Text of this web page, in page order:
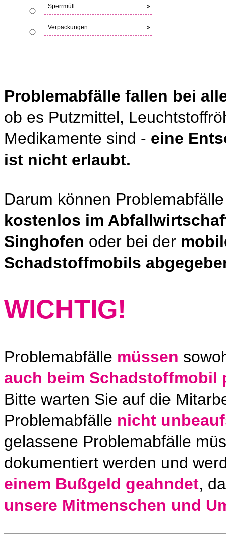
Sperrmüll »
Verpackungen »
Problemabfälle fallen bei
ob es Putzmittel,
Medikamente sind - eine
ist nicht erlaubt.
Darum können
kostenlos im
Singhofen oder bei der
Schadstoffmobils
WICHTIG!
Problemabfälle müssen
auch beim Schadstoffmobil
Bitte warten Sie auf die
Problemabfälle nicht
gelassene Problemabfälle
dokumentiert werden und
einem Bußgeld geahndet,
unsere Mitmenschen und